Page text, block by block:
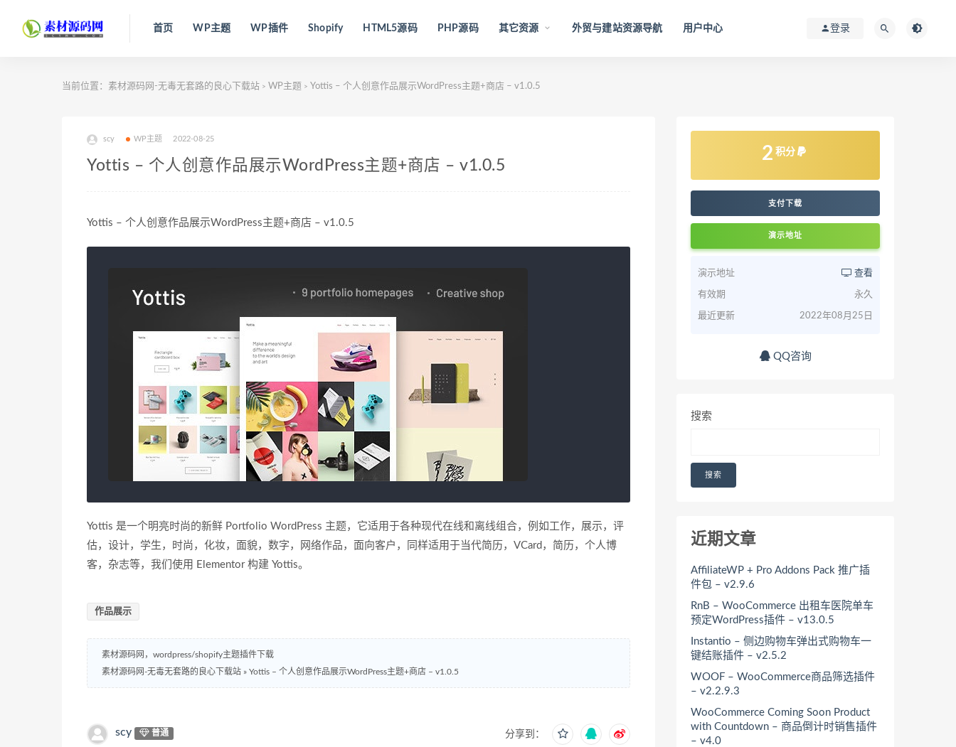
首页 WP主题 WP插件 Shopify HTML5源码 PHP源码 其它资源 外贸与建站资源导航 用户中心 登录
当前位置： 素材源码网-无毒无套路的良心下载站 > WP主题 > Yottis – 个人创意作品展示WordPress主题+商店 – v1.0.5
scy WP主题 2022-08-25
Yottis – 个人创意作品展示WordPress主题+商店 – v1.0.5
Yottis – 个人创意作品展示WordPress主题+商店 – v1.0.5
Yottis 是一个明亮时尚的新鲜 Portfolio WordPress 主题，它适用于各种现代在线和离线组合，例如工作，展示，评
估，设计，学生，时尚，化妆，面貌，数字，网络作品，面向客户，同样适用于当代简历，VCard，简历，个人博
客，杂志等，我们使用 Elementor 构建 Yottis。
作品展示
素材源码网，wordpress/shopify主题插件下载
素材源码网-无毒无套路的良心下载站 » Yottis – 个人创意作品展示WordPress主题+商店 – v1.0.5
scy 普通 分享到：
2 积分
支付下载
演示地址
演示地址 查看
有效期 永久
最近更新 2022年08月25日
QQ咨询
搜索
搜索
近期文章
AffiliateWP + Pro Addons Pack 推广插
件包 – v2.9.6
RnB – WooCommerce 出租车医院单车
预定WordPress插件 – v13.0.5
Instantio – 侧边购物车弹出式购物车一
键结账插件 – v2.5.2
WOOF – WooCommerce商品筛选插件
– v2.2.9.3
WooCommerce Coming Soon Product
with Countdown – 商品倒计时销售插件
– v4.0